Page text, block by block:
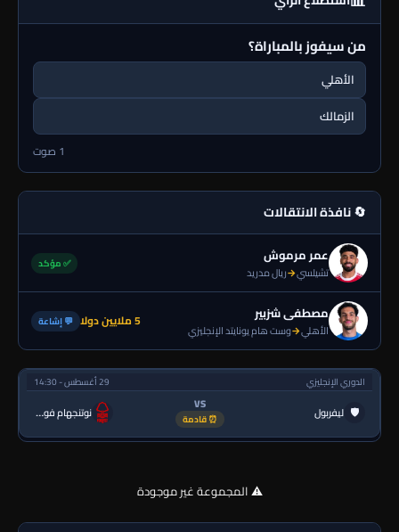
من سيفوز بالمباراة؟
الأهلي
الزمالك
1 صوت
🔄 نافذة الانتقالات
عمر مرموش
تشيلسي→ريال مدريد
✅ مؤكد
مصطفى شزبير
الأهلي→وست هام يونايتد الإنجليزي 5 ملايين دولا 💬 إشاعة
الدوري الإنجليزي 29 أغسطس - 14:30
🛡 ليفربول VS
⏰ قادمة نوتنجهام فورست
⚠️ المجموعة غير موجودة